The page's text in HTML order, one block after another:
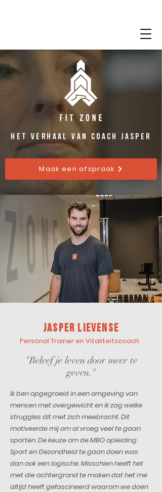
het verhaal van coach jasper
Maak een afspraak
Jasper LIevense
Personal Trainer en Vitaliteitscoach
"Beleef je leven door meer te
geven."
Ik ben opgegroeid in een omgeving van
mensen met overgewicht en ik zag welke
struggles dit met zich meebracht. Dit
motiveerde mij om al vroeg veel te gaan
sporten. De keuze om de MBO opleiding
Sport en Gezondheid te gaan doen was
dan ook een logische. Misschien heeft het
met die achtergrond te maken dat het me
altijd heeft gefascineerd waarom we doen